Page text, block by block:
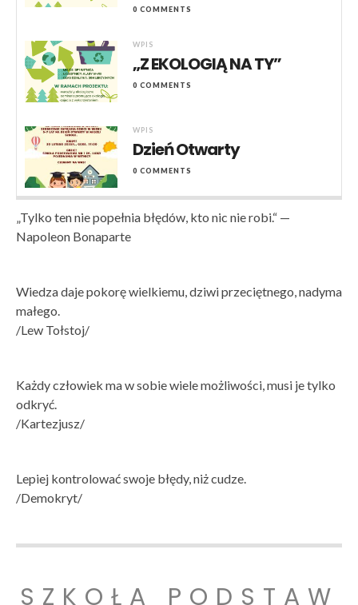
0 COMMENTS
WPIS
„Z EKOLOGIĄ NA TY”
0 COMMENTS
WPIS
Dzień Otwarty
0 COMMENTS
„Tylko ten nie popełnia błędów, kto nic nie robi.“ —
Napoleon Bonaparte
Wiedza daje pokorę wielkiemu, dziwi przeciętnego, nadyma
małego.
/Lew Tołstoj/
Każdy człowiek ma w sobie wiele możliwości, musi je tylko
odkryć.
/Kartezjusz/
Lepiej kontrolować swoje błędy, niż cudze.
/Demokryt/
SZKOŁA PODSTAW